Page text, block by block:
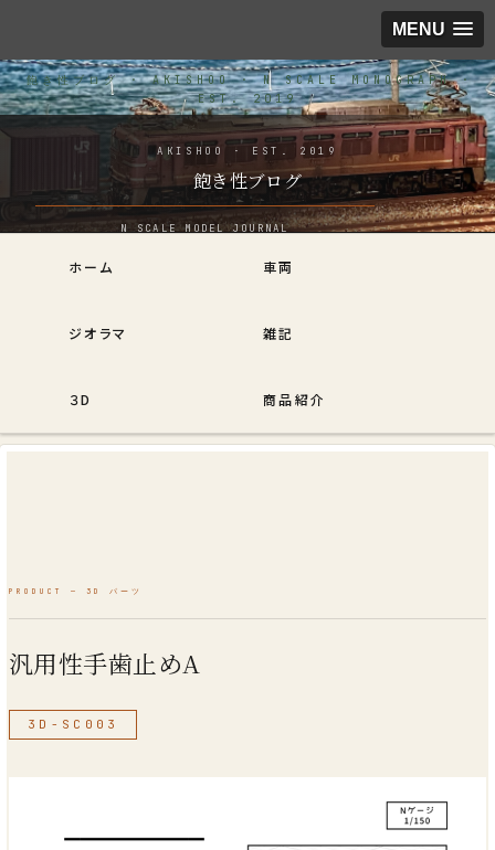
MENU
飽き性ブログ
ホーム 車両
ジオラマ 雑記
３D 商品紹介
汎用性手歯止めA
3D-SC003